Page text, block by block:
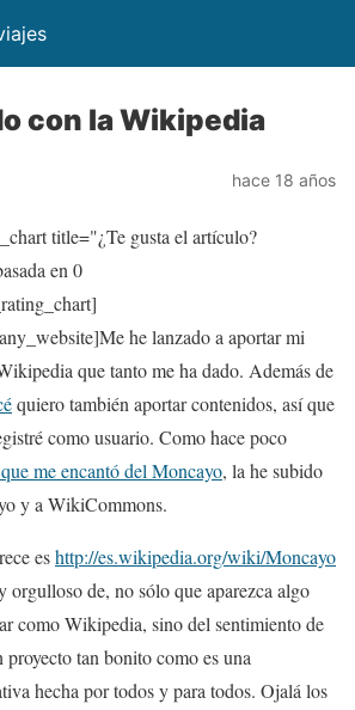
con la Wikipedia
hace 18 años
title="¿Te gusta el artículo?
en 0
he lanzado a aportar mi
que tanto me ha dado. Además de
quiero también aportar contenidos, así que
como usuario. Como hace poco
me encantó del Moncayo, la he subido
y a WikiCommons.
eshttp://es.wikipedia.org/wiki/Moncayo
orgulloso de, no sólo que aparezca algo
como Wikipedia, sino del sentimiento de
tan bonito como es una
hecha por todos y para todos. Ojalá los